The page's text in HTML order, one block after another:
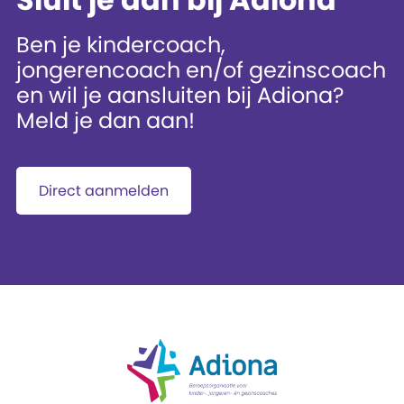
Ben je kindercoach,
jongerencoach en/of gezinscoach
en wil je aansluiten bij Adiona?
Meld je dan aan!
Direct aanmelden